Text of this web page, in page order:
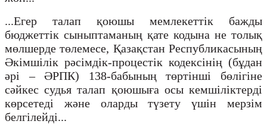
...Егер талап қоюшы мемлекеттік бажды
бюджеттік сыныптаманың қате кодына не толық
мөлшерде төлемесе, Қазақстан Республикасының
Әкімшілік рәсімдік-процестік кодексінің (бұдан
әрі – ӘРПК) 138-бабының төртінші бөлігіне
сәйкес судья талап қоюшыға осы кемшіліктерді
көрсетеді және оларды түзету үшін мерзім
белгілейді...